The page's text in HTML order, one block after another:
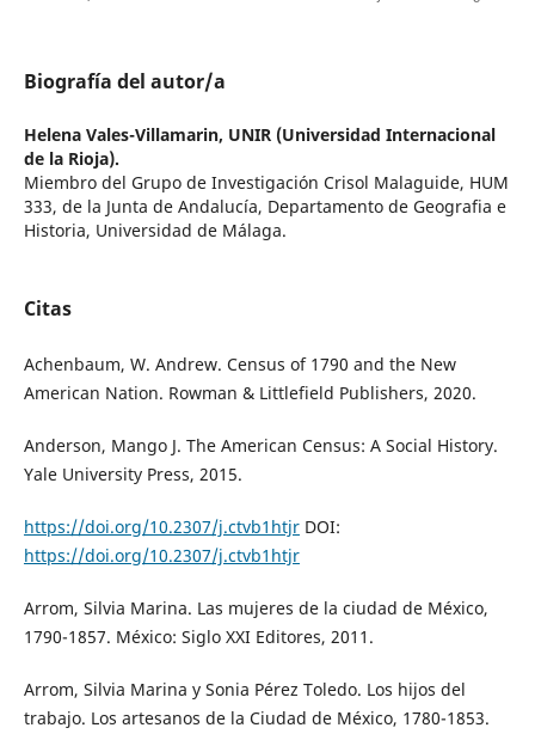
Biografía del autor/a
Helena Vales-Villamarin, UNIR (Universidad Internacional
de la Rioja).
Miembro del Grupo de Investigación Crisol Malaguide, HUM
333, de la Junta de Andalucía, Departamento de Geografia e
Historia, Universidad de Málaga.
Citas
Achenbaum, W. Andrew. Census of 1790 and the New
American Nation. Rowman & Littlefield Publishers, 2020.
Anderson, Mango J. The American Census: A Social History.
Yale University Press, 2015.
https://doi.org/10.2307/j.ctvb1htjrDOI:
https://doi.org/10.2307/j.ctvb1htjr
Arrom, Silvia Marina. Las mujeres de la ciudad de México,
1790-1857. México: Siglo XXI Editores, 2011.
Arrom, Silvia Marina y Sonia Pérez Toledo. Los hijos del
trabajo. Los artesanos de la Ciudad de México, 1780-1853.